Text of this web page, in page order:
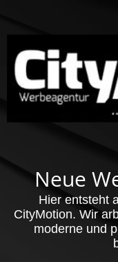
Neue
Hier entsteht
CityMotion. Wir
moderne und